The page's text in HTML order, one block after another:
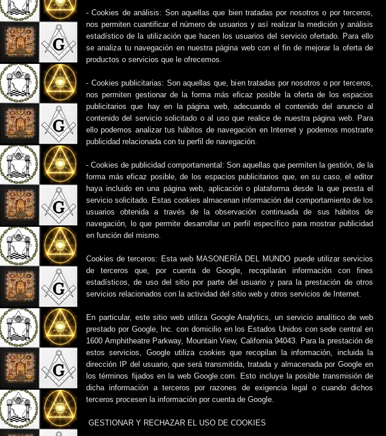
- Cookies de análisis: Son aquellas que bien tratadas por nosotros o por terceros,
nos permiten cuantificar el número de usuarios y así realizar la medición y análisis
estadístico de la utilización que hacen los usuarios del servicio ofertado. Para ello
se analiza tu navegación en nuestra página web con el fin de mejorar la oferta de
productos o servicios que le ofrecemos.
- Cookies publicitarias: Son aquellas que, bien tratadas por nosotros o por terceros,
nos permiten gestionar de la forma más eficaz posible la oferta de los espacios
publicitarios que hay en la página web, adecuando el contenido del anuncio al
contenido del servicio solicitado o al uso que realice de nuestra página web. Para
ello podemos analizar tus hábitos de navegación en Internet y podemos mostrarte
publicidad relacionada con tu perfil de navegación.
- Cookies de publicidad comportamental: Son aquellas que permiten la gestión, de la
forma más eficaz posible, de los espacios publicitarios que, en su caso, el editor
haya incluido en una página web, aplicación o plataforma desde la que presta el
servicio solicitado. Estas cookies almacenan información del comportamiento de los
usuarios obtenida a través de la observación continuada de sus hábitos de
navegación, lo que permite desarrollar un perfil específico para mostrar publicidad
en función del mismo.
Cookies de terceros: Esta web MASONERÍA DEL MUNDO puede utilizar servicios
de terceros que, por cuenta de Google, recopilarán información con fines
estadísticos, de uso del sitio por parte del usuario y para la prestación de otros
servicios relacionados con la actividad del sitio web y otros servicios de Internet.
En particular, este sitio web utiliza Google Analytics, un servicio analítico de web
prestado por Google, Inc. con domicilio en los Estados Unidos con sede central en
1600 Amphitheatre Parkway, Mountain View, California 94043. Para la prestación de
estos servicios, Google utiliza cookies que recopilan la información, incluida la
dirección IP del usuario, que será transmitida, tratada y almacenada por Google en
los términos fijados en la web Google.com. Esto incluye la posible transmisión de
dicha información a terceros por razones de exigencia legal o cuando dichos
terceros procesen la información por cuenta de Google.
GESTIONAR Y RECHAZAR EL USO DE COOKIES